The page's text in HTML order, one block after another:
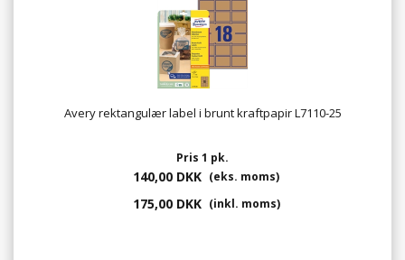
Avery rektangulær label i brunt kraftpapir L7110-25
Pris 1 pk.
140,00 DKK (eks. moms)
175,00 DKK (inkl. moms)